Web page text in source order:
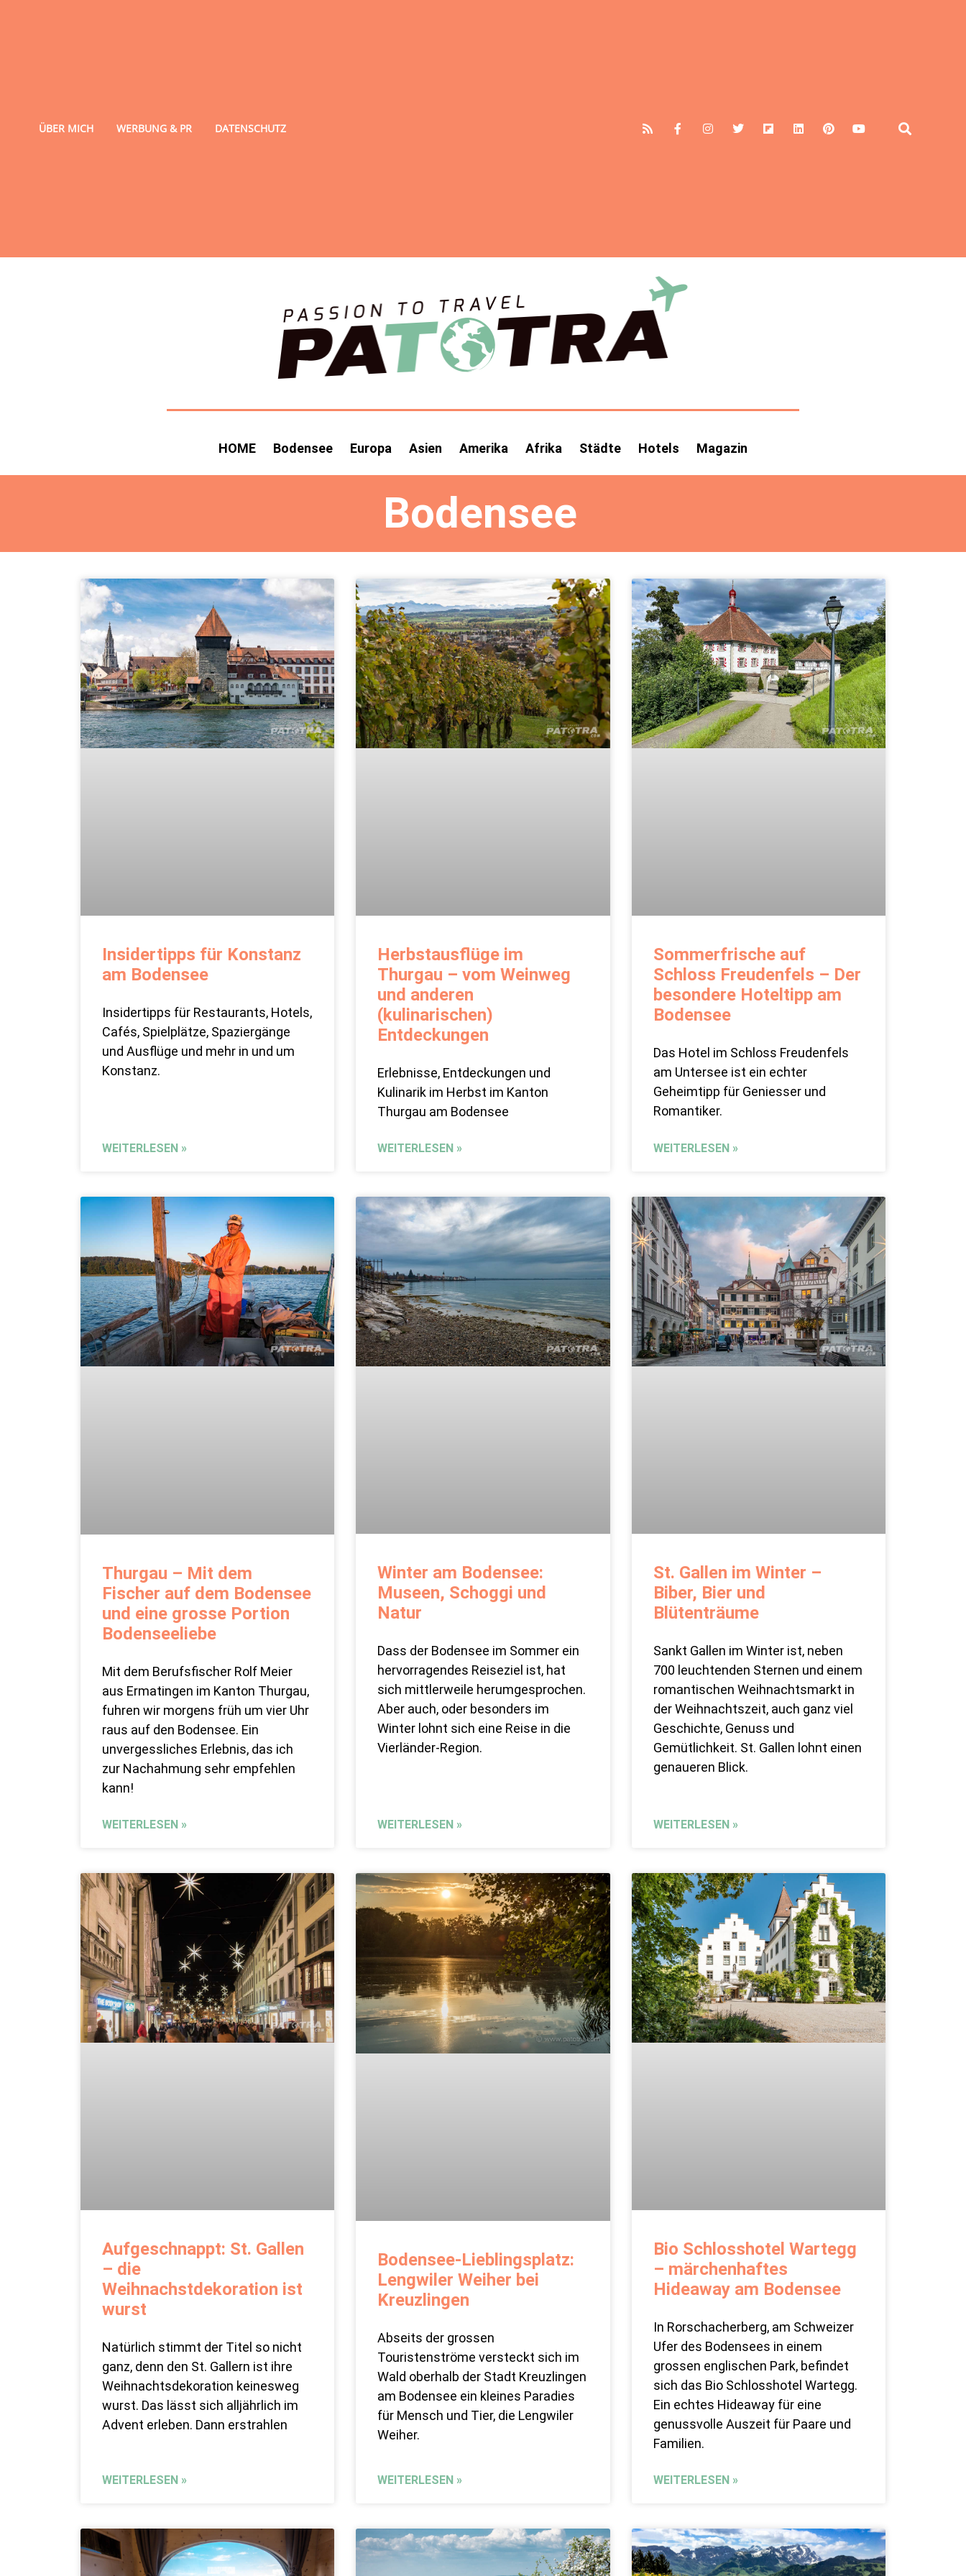
ÜBER MICH WERBUNG & PR DATENSCHUTZ
HOME Bodensee Europa Asien Amerika Afrika Städte Hotels Magazin
Bodensee
Insidertipps für Konstanz
am Bodensee
Insidertipps für Restaurants, Hotels,
Cafés, Spielplätze, Spaziergänge
und Ausflüge und mehr in und um
Konstanz.
WEITERLESEN »
Herbstausflüge im
Thurgau – vom Weinweg
und anderen
(kulinarischen)
Entdeckungen
Erlebnisse, Entdeckungen und
Kulinarik im Herbst im Kanton
Thurgau am Bodensee
WEITERLESEN »
Sommerfrische auf
Schloss Freudenfels – Der
besondere Hoteltipp am
Bodensee
Das Hotel im Schloss Freudenfels
am Untersee ist ein echter
Geheimtipp für Geniesser und
Romantiker.
WEITERLESEN »
Thurgau – Mit dem
Fischer auf dem Bodensee
und eine grosse Portion
Bodenseeliebe
Mit dem Berufsfischer Rolf Meier
aus Ermatingen im Kanton Thurgau,
fuhren wir morgens früh um vier Uhr
raus auf den Bodensee. Ein
unvergessliches Erlebnis, das ich
zur Nachahmung sehr empfehlen
kann!
WEITERLESEN »
Winter am Bodensee:
Museen, Schoggi und
Natur
Dass der Bodensee im Sommer ein
hervorragendes Reiseziel ist, hat
sich mittlerweile herumgesprochen.
Aber auch, oder besonders im
Winter lohnt sich eine Reise in die
Vierländer-Region.
WEITERLESEN »
St. Gallen im Winter –
Biber, Bier und
Blütenträume
Sankt Gallen im Winter ist, neben
700 leuchtenden Sternen und einem
romantischen Weihnachtsmarkt in
der Weihnachtszeit, auch ganz viel
Geschichte, Genuss und
Gemütlichkeit. St. Gallen lohnt einen
genaueren Blick.
WEITERLESEN »
Aufgeschnappt: St. Gallen
– die
Weihnachstdekoration ist
wurst
Natürlich stimmt der Titel so nicht
ganz, denn den St. Gallern ist ihre
Weihnachtsdekoration keinesweg
wurst. Das lässt sich alljährlich im
Advent erleben. Dann erstrahlen
WEITERLESEN »
Bodensee-Lieblingsplatz:
Lengwiler Weiher bei
Kreuzlingen
Abseits der grossen
Touristenströme versteckt sich im
Wald oberhalb der Stadt Kreuzlingen
am Bodensee ein kleines Paradies
für Mensch und Tier, die Lengwiler
Weiher.
WEITERLESEN »
Bio Schlosshotel Wartegg
– märchenhaftes
Hideaway am Bodensee
In Rorschacherberg, am Schweizer
Ufer des Bodensees in einem
grossen englischen Park, befindet
sich das Bio Schlosshotel Wartegg.
Ein echtes Hideaway für eine
genussvolle Auszeit für Paare und
Familien.
WEITERLESEN »